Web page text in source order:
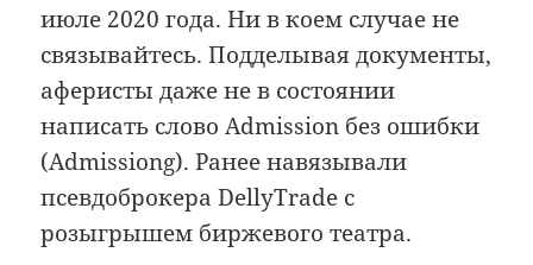
июле 2020 года. Ни в коем случае не
связывайтесь. Подделывая документы,
аферисты даже не в состоянии
написать слово Admission без ошибки
(Admissiong). Ранее навязывали
псевдоброкера DellyTrade c
розыгрышем биржевого театра.